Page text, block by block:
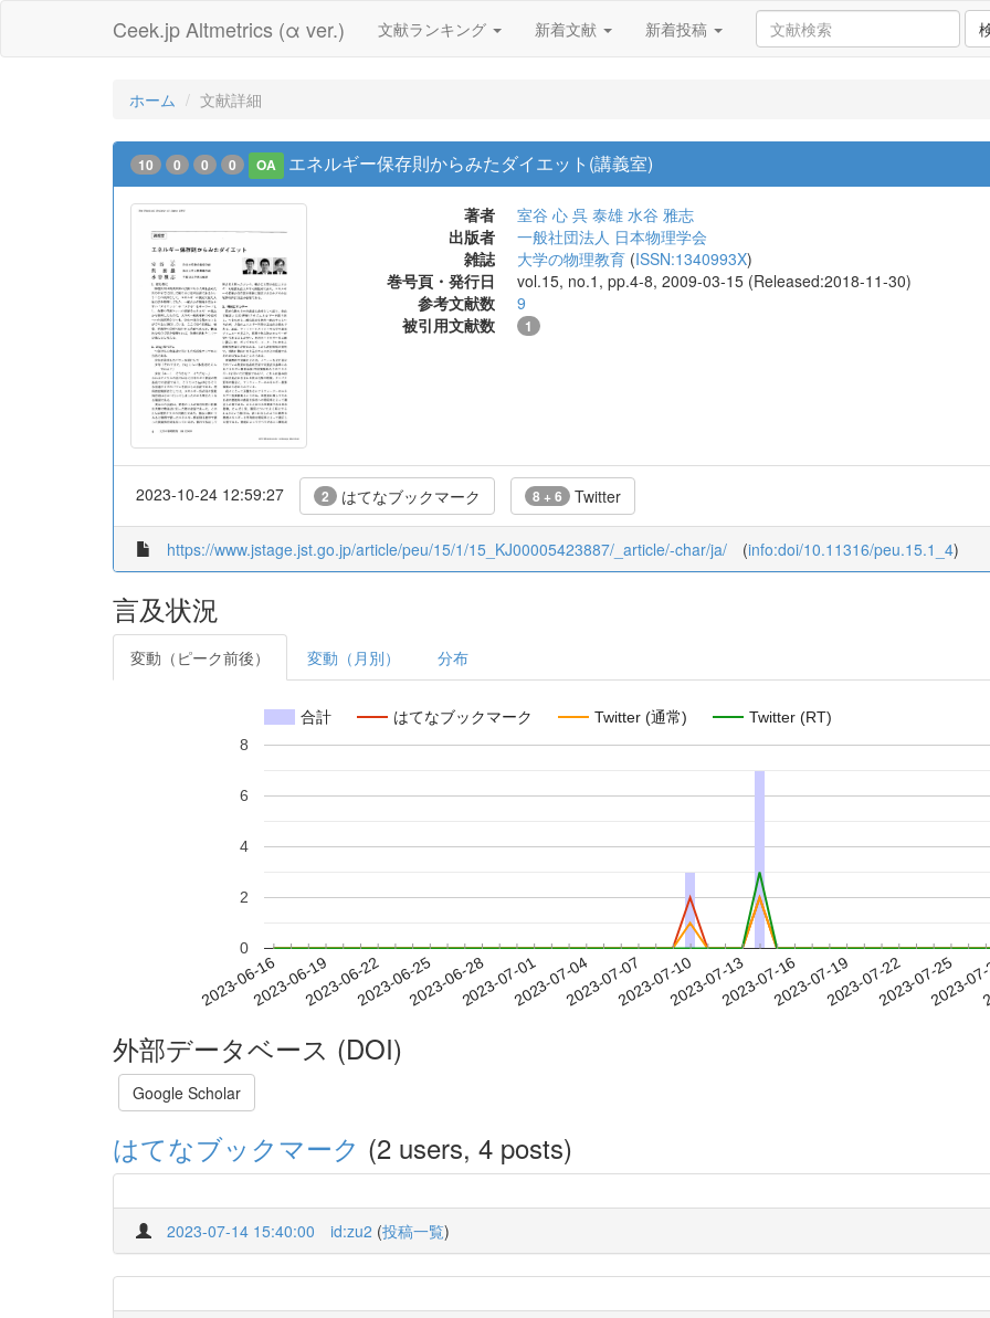
Ceek.jp Altmetrics (α ver.) 文献ランキング 新着文献 新着投稿
ホーム 文献詳細
10 0 0 0 OA エネルギー保存則からみたダイエット(講義室)
著者 室谷 心 呉 泰雄 水谷 雅志
出版者
一般社団法人 日本物理学会
雑誌
大学の物理教育 (ISSN:1340993X)
巻号頁・発行日
vol.15, no.1, pp.4-8, 2009-03-15 (Released:2018-11-30)
参考文献数
9
被引用文献数
1
2023-10-24 12:59:27 2 はてなブックマーク 8 + 6 Twitter
https://www.jstage.jst.go.jp/article/peu/15/1/15_KJ00005423887/_article/-char/ja/ (info:doi/10.11316/peu.15.1_4)
言及状況
変動（ピーク前後） 変動（月別） 分布
合計 はてなブックマーク Twitter (通常) Twitter (RT)
2023-06-162023-06-192023-06-222023-06-252023-06-282023-07-012023-07-042023-07-072023-07-102023-07-132023-07-162023-07-192023-07-222023-07-25
2023-
0
2
4
6
8
外部データベース (DOI)
Google Scholar
はてなブックマーク (2 users, 4 posts)
2023-07-14 15:40:00 id:zu2 (投稿一覧)